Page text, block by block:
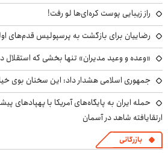
راز زیبایی پوست کره‌ای‌ها لو رفت!
رضاییان برای بازگشت به پرسپولیس قدم‌های
«وعده و وعید مدیران» تنها بخشی که استقلال
جمهوری اسلامی هشدار داد: این سخنان بوی
حمله ایران به پایگاه‌های آمریکا با پهپادهای
ارتقایافته شاهد در آسمان
بازرگانی